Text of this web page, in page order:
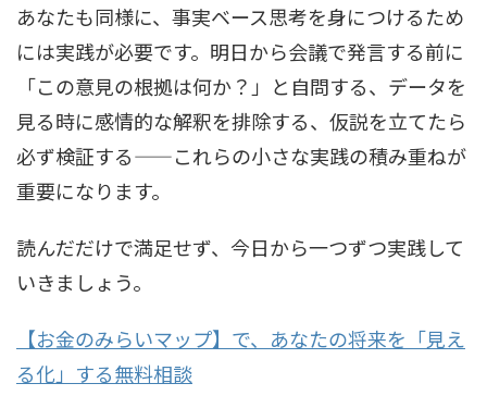
あなたも同様に、事実ベース思考を身につけるため
には実践が必要です。明日から会議で発言する前に
「この意見の根拠は何か？」と自問する、データを
見る時に感情的な解釈を排除する、仮説を立てたら
必ず検証する——これらの小さな実践の積み重ねが
重要になります。
読んだだけで満足せず、今日から一つずつ実践して
いきましょう。
【お金のみらいマップ】で、あなたの将来を「見え
る化」する無料相談